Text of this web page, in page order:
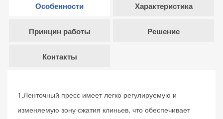
Особенности Характеристика
Принцин работы Решение
Контакты
1.Ленточный пресс имеет легко регулируемую и
изменяемую зону сжатия клиньев, что обеспечивает